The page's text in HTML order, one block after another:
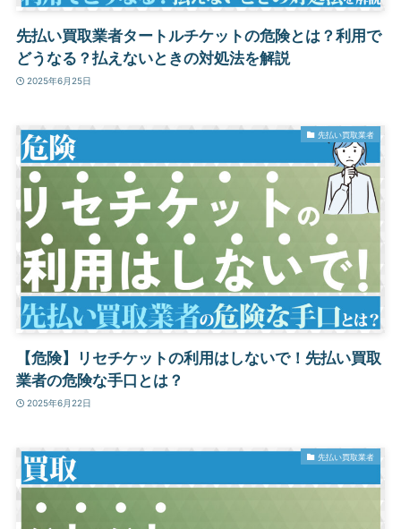
先払い買取業者タートルチケットの危険とは？利用で
どうなる？払えないときの対処法を解説
2025年6月25日
先払い買取業者
【危険】リセチケットの利用はしないで！先払い買取
業者の危険な手口とは？
2025年6月22日
先払い買取業者